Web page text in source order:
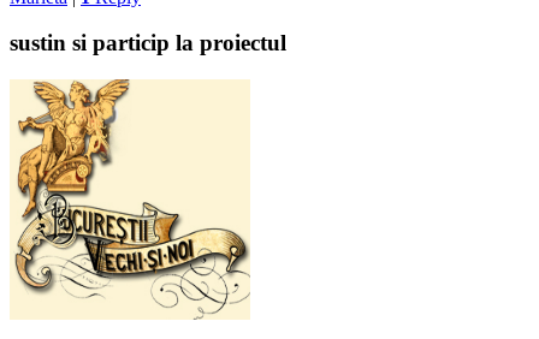
sustin si particip la proiectul